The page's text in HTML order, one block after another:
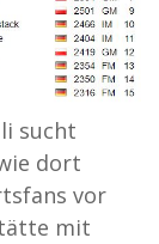
sucht
dort
vor
mit